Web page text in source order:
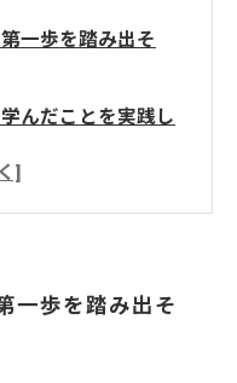
一歩を踏み出そ
んだことを実践し
一歩を踏み出そ